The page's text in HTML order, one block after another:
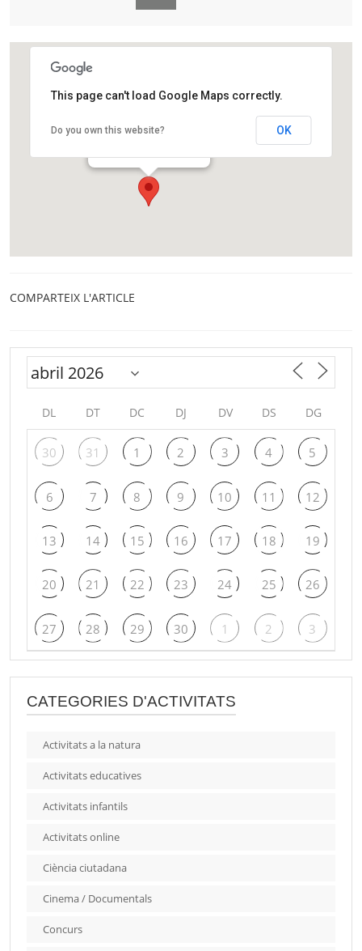
Palau Macaya
Passeig de Sant Joan, 108
This page can't load Google Maps correctly.
Do you own this website? OK
COMPARTEIX L'ARTICLE
DL DT DC DJ DV DS DG
30 31 1 2 3 4 5
6 7 8 9 10 11 12
13 14 15 16 17 18 19
20 21 22 23 24 25 26
27 28 29 30 1 2 3
CATEGORIES D'ACTIVITATS
Activitats a la natura
Activitats educatives
Activitats infantils
Activitats online
Ciència ciutadana
Cinema / Documentals
Concurs